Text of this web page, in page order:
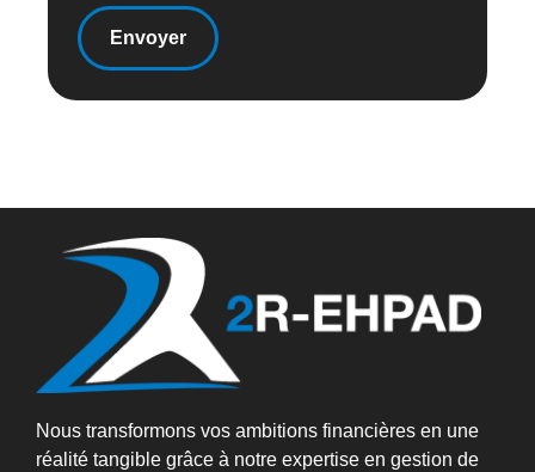
Nous transformons vos ambitions financières en une
réalité tangible grâce à notre expertise en gestion de